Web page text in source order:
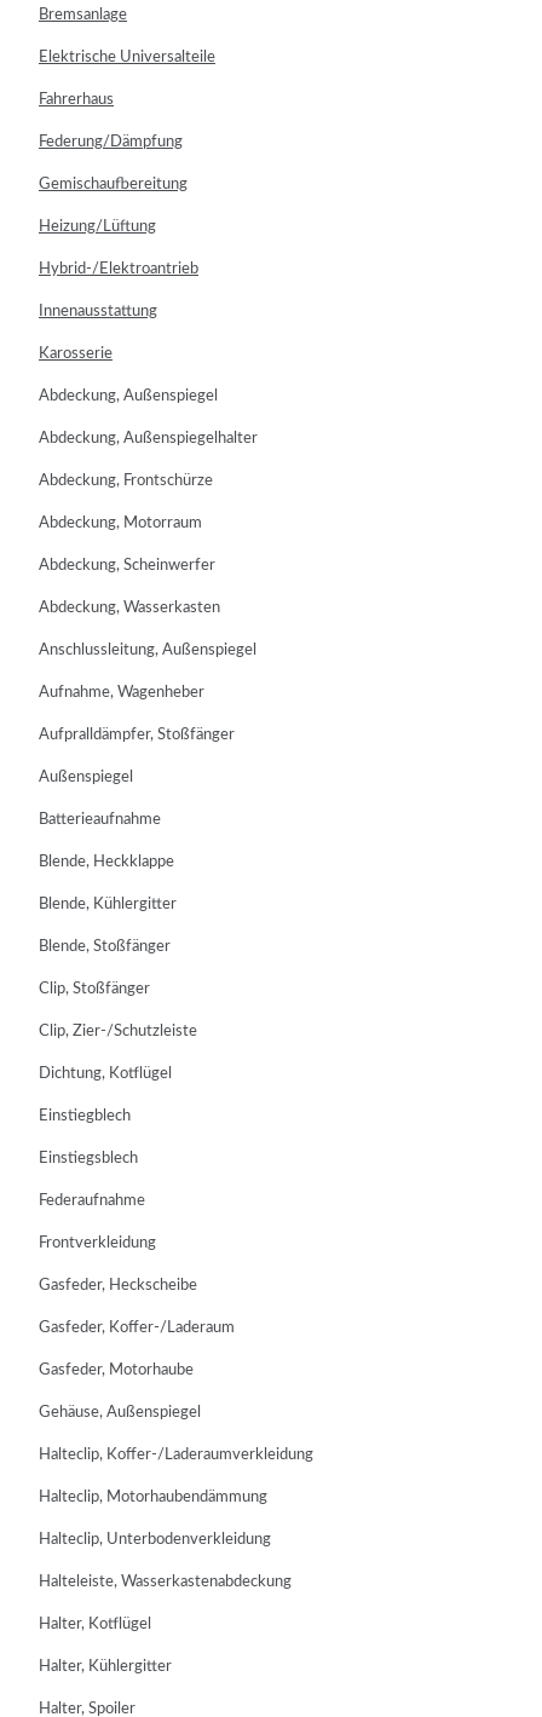
Bremsanlage
Elektrische Universalteile
Fahrerhaus
Federung/Dämpfung
Gemischaufbereitung
Heizung/Lüftung
Hybrid-/Elektroantrieb
Innenausstattung
Karosserie
Abdeckung, Außenspiegel
Abdeckung, Außenspiegelhalter
Abdeckung, Frontschürze
Abdeckung, Motorraum
Abdeckung, Scheinwerfer
Abdeckung, Wasserkasten
Anschlussleitung, Außenspiegel
Aufnahme, Wagenheber
Aufpralldämpfer, Stoßfänger
Außenspiegel
Batterieaufnahme
Blende, Heckklappe
Blende, Kühlergitter
Blende, Stoßfänger
Clip, Stoßfänger
Clip, Zier-/Schutzleiste
Dichtung, Kotflügel
Einstiegblech
Einstiegsblech
Federaufnahme
Frontverkleidung
Gasfeder, Heckscheibe
Gasfeder, Koffer-/Laderaum
Gasfeder, Motorhaube
Gehäuse, Außenspiegel
Halteclip, Koffer-/Laderaumverkleidung
Halteclip, Motorhaubendämmung
Halteclip, Unterbodenverkleidung
Halteleiste, Wasserkastenabdeckung
Halter, Kotflügel
Halter, Kühlergitter
Halter, Spoiler